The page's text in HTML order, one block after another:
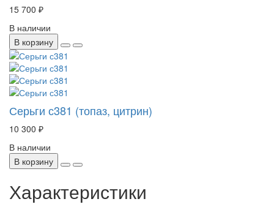
15 700 ₽
В наличии
В корзину
Серьги с381 (топаз, цитрин)
10 300 ₽
В наличии
В корзину
Характеристики